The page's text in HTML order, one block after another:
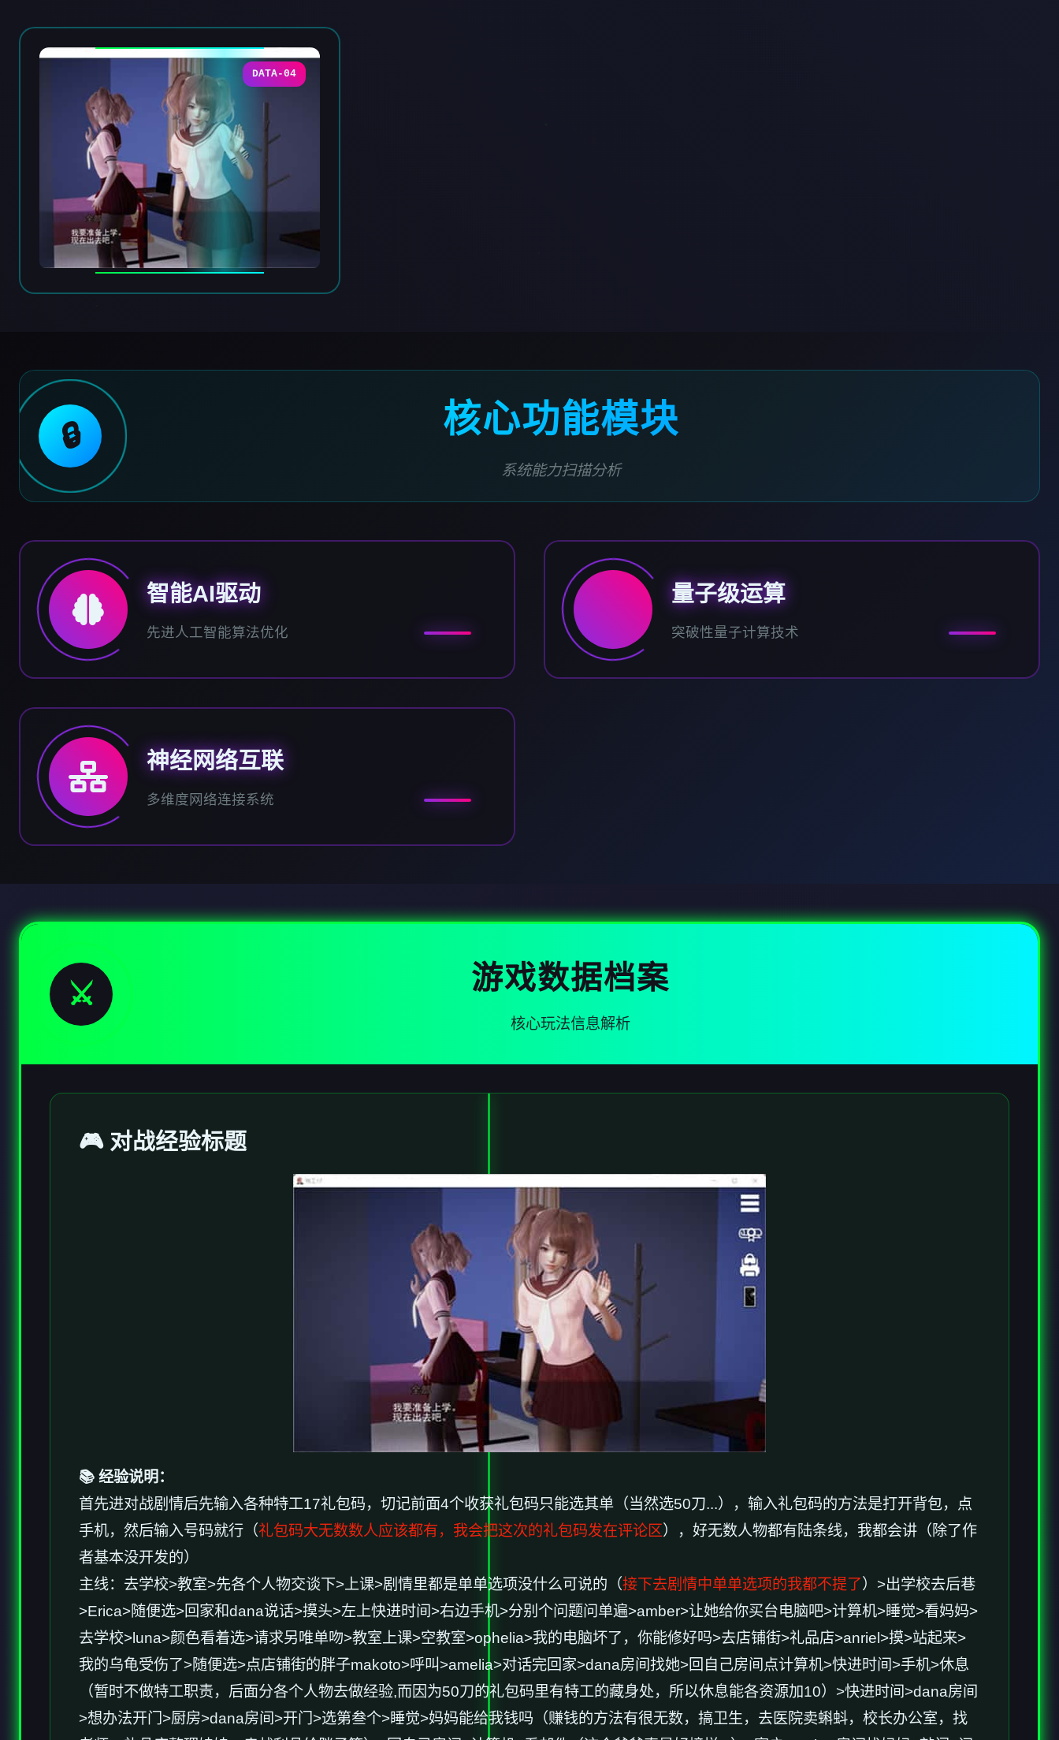
DATA-04
🔒 核心功能模块
系统能力扫描分析
智能AI驱动
先进人工智能算法优化
量子级运算
突破性量子计算技术
神经网络互联
多维度网络连接系统
⚔️ 游戏数据档案
核心玩法信息解析
🎮 对战经验标题
📚 经验说明：
首先进对战剧情后先输入各种特工17礼包码，切记前面4个收获礼包码只能选其单（当然选50刀...），输入礼包码的方法是打开背包，点
手机，然后输入号码就行（礼包码大无数数人应该都有，我会把这次的礼包码发在评论区 ），好无数人物都有陆条线，我都会讲（除了作
者基本没开发的）
主线：去学校>教室>先各个人物交谈下>上课>剧情里都是单单选项没什么可说的（接下去剧情中单单选项的我都不提了）>出学校去后巷
>Erica>随便选>回家和dana说话>摸头>左上快进时间>右边手机>分别个问题问单遍>amber>让她给你买台电脑吧>计算机>睡觉>看妈妈>
去学校>luna>颜色看着选>请求另唯单吻>教室上课>空教室>ophelia>我的电脑坏了，你能修好吗>去店铺街>礼品店>anriel>摸>站起来>
我的乌龟受伤了>随便选>点店铺街的胖子makoto>呼叫>amelia>对话完回家>dana房间找她>回自己房间点计算机>快进时间>手机>休息
（暂时不做特工职责，后面分各个人物去做经验,而因为50刀的礼包码里有特工的藏身处，所以休息能各资源加10）>快进时间>dana房间
>想办法开门>厨房>dana房间>开门>选第叁个>睡觉>妈妈能给我钱吗（赚钱的方法有很无数，搞卫生，去医院卖蝌蚪，校长办公室，找